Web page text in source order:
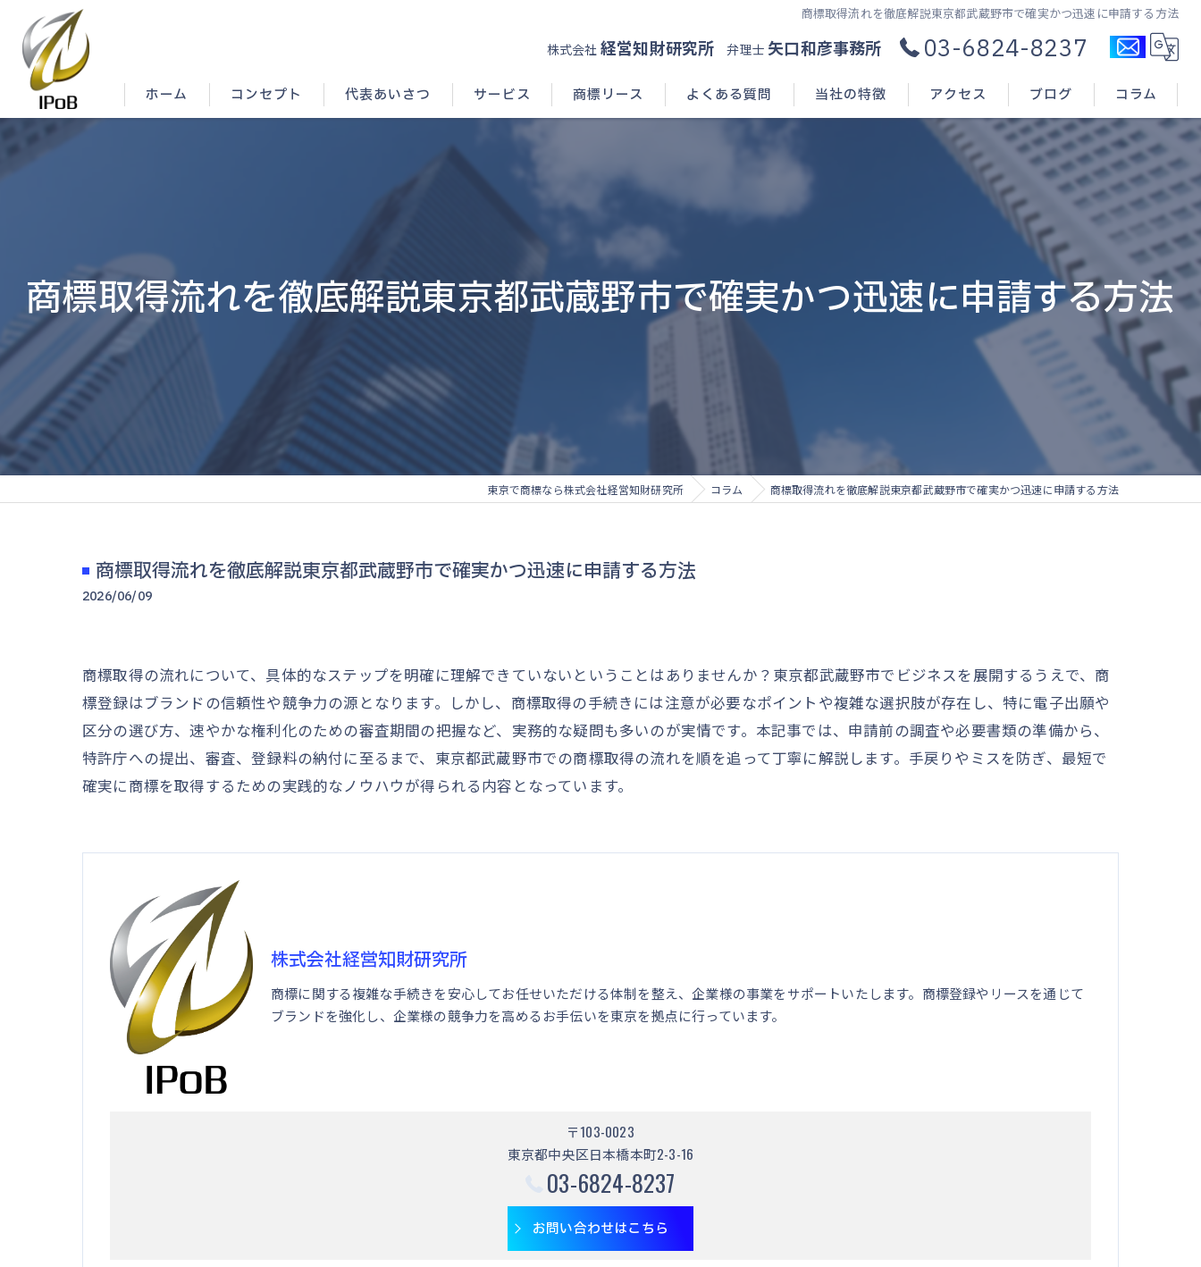
商標取得流れを徹底解説東京都武蔵野市で確実かつ迅速に申請する方法
株式会社 経営知財研究所 弁理士 矢口和彦事務所 03-6824-8237
ホーム コンセプト 代表あいさつ サービス 商標リース よくある質問 当社の特徴
登録
アクセス ブログ コラム
商標取得流れを徹底解説東京都武蔵野市で確実かつ迅速に申請する方法
東京で商標なら株式会社経営知財研究所 コラム 商標取得流れを徹底解説東京都武蔵野市で確実かつ迅速に申請する方法
商標取得流れを徹底解説東京都武蔵野市で確実かつ迅速に申請する方法
2026/06/09
商標取得の流れについて、具体的なステップを明確に理解できていないということはありませんか？東京都武蔵野市でビジネスを展開するうえで、商
標登録はブランドの信頼性や競争力の源となります。しかし、商標取得の手続きには注意が必要なポイントや複雑な選択肢が存在し、特に電子出願や
区分の選び方、速やかな権利化のための審査期間の把握など、実務的な疑問も多いのが実情です。本記事では、申請前の調査や必要書類の準備から、
特許庁への提出、審査、登録料の納付に至るまで、東京都武蔵野市での商標取得の流れを順を追って丁寧に解説します。手戻りやミスを防ぎ、最短で
確実に商標を取得するための実践的なノウハウが得られる内容となっています。
株式会社経営知財研究所
商標に関する複雑な手続きを安心してお任せいただける体制を整え、企業様の事業をサポートいたします。商標登録やリースを通じて
ブランドを強化し、企業様の競争力を高めるお手伝いを東京を拠点に行っています。
〒103-0023
東京都中央区日本橋本町2-3-16
03-6824-8237
お問い合わせはこちら